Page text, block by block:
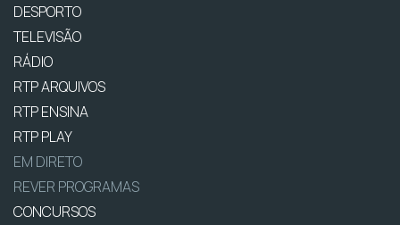
DESPORTO
TELEVISÃO
RÁDIO
RTP ARQUIVOS
RTP ENSINA
RTP PLAY
EM DIRETO
REVER PROGRAMAS
CONCURSOS